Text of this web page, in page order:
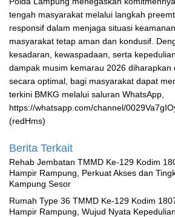
tengah masyarakat melalui langkah
responsif dalam menjaga situasi
masyarakat tetap aman dan kondusif.
kesadaran, kewaspadaan, serta
dampak musim kemarau 2026 diharapkan
secara optimal, bagi masyarakat dapat
terkini BMKG melalui saluran WhatsApp,
https://whatsapp.com/channel/
(redHms)
Berita Terkait
Rehab Jembatan TMMD Ke-129 Kodim
Hampir Rampung, Perkuat Akses dan
Kampung Sesor
Rumah Type 36 TMMD Ke-129 Kodim
Hampir Rampung, Wujud Nyata